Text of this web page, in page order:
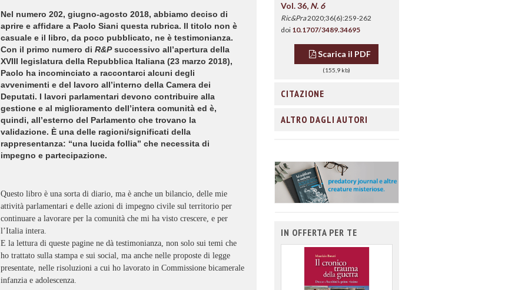
Nel numero 202, giugno-agosto 2018, abbiamo deciso di
aprire e affidare a Paolo Siani questa rubrica. Il titolo non è
casuale e il libro, da poco pubblicato, ne è testimonianza.
Con il primo numero di R&Psuccessivo all’apertura della
XVIII legislatura della Repubblica Italiana (23 marzo 2018),
Paolo ha incominciato a raccontarci alcuni degli
avvenimenti e del lavoro all’interno della Camera dei
Deputati. I lavori parlamentari devono contribuire alla
gestione e al miglioramento dell’intera comunità ed è,
quindi, all’esterno del Parlamento che trovano la
validazione. È una delle ragioni/significati della
rappresentanza: “una lucida follia” che necessita di
impegno e partecipazione.
Questo libro è una sorta di diario, ma è anche un bilancio, delle mie
attività parlamentari e delle azioni di impegno civile sul territorio per
continuare a lavorare per la comunità che mi ha visto crescere, e per
l’Italia intera.
E la lettura di queste pagine ne dà testimonianza, non solo sui temi che
ho trattato sulla stampa e sui social, ma anche nelle proposte di legge
presentate, nelle risoluzioni a cui ho lavorato in Commissione bicamerale
infanzia e adolescenza.
Vol. 36, N. 6
Ric&Pra2020;36(6):259-262
doi 10.1707/3489.34695
Scarica il PDF
(155,9 kb)
CITAZIONE
ALTRO DAGLI AUTORI
IN OFFERTA PER TE